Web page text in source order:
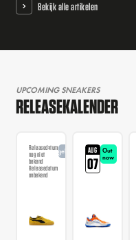
Bekijk alle artikelen
UPCOMING SNEAKERS
RELEASEKALENDER
Releasedatum
nog niet
bekend
Releasedatum
onbekend
Aangekondigd AUG
07
Out
now